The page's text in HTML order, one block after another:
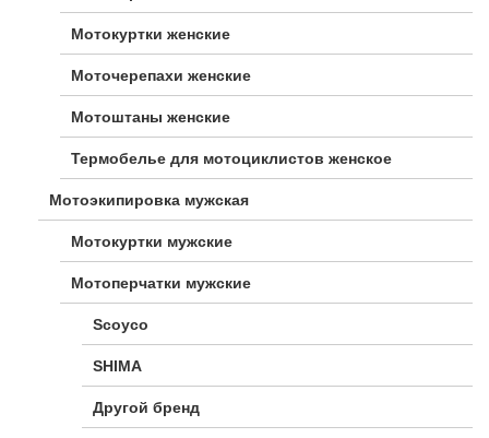
Мотокуртки женские
Моточерепахи женские
Мотоштаны женские
Термобелье для мотоциклистов женское
Мотоэкипировка мужская
Мотокуртки мужские
Мотоперчатки мужские
Scoyco
SHIMA
Другой бренд